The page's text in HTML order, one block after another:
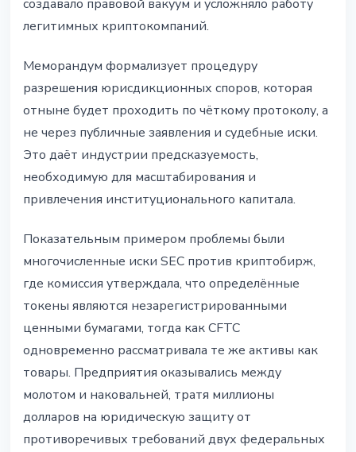
создавало правовой вакуум и усложняло работу
легитимных криптокомпаний.
Меморандум формализует процедуру
разрешения юрисдикционных споров, которая
отныне будет проходить по чёткому протоколу, а
не через публичные заявления и судебные иски.
Это даёт индустрии предсказуемость,
необходимую для масштабирования и
привлечения институционального капитала.
Показательным примером проблемы были
многочисленные иски SEC против криптобирж,
где комиссия утверждала, что определённые
токены являются незарегистрированными
ценными бумагами, тогда как CFTC
одновременно рассматривала те же активы как
товары. Предприятия оказывались между
молотом и наковальней, тратя миллионы
долларов на юридическую защиту от
противоречивых требований двух федеральных